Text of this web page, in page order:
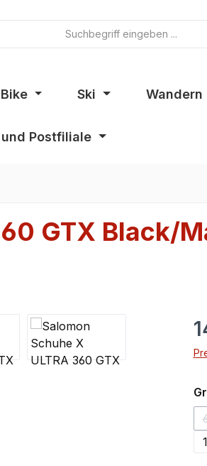
Bike Ski Wandern
Postfiliale
GTX Black/